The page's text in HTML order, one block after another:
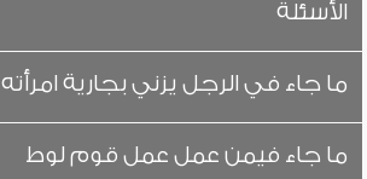
الأسئلة
ما جاء في الرجل يزني بجارية امرأته
ما جاء فيمن عمل عمل قوم لوط